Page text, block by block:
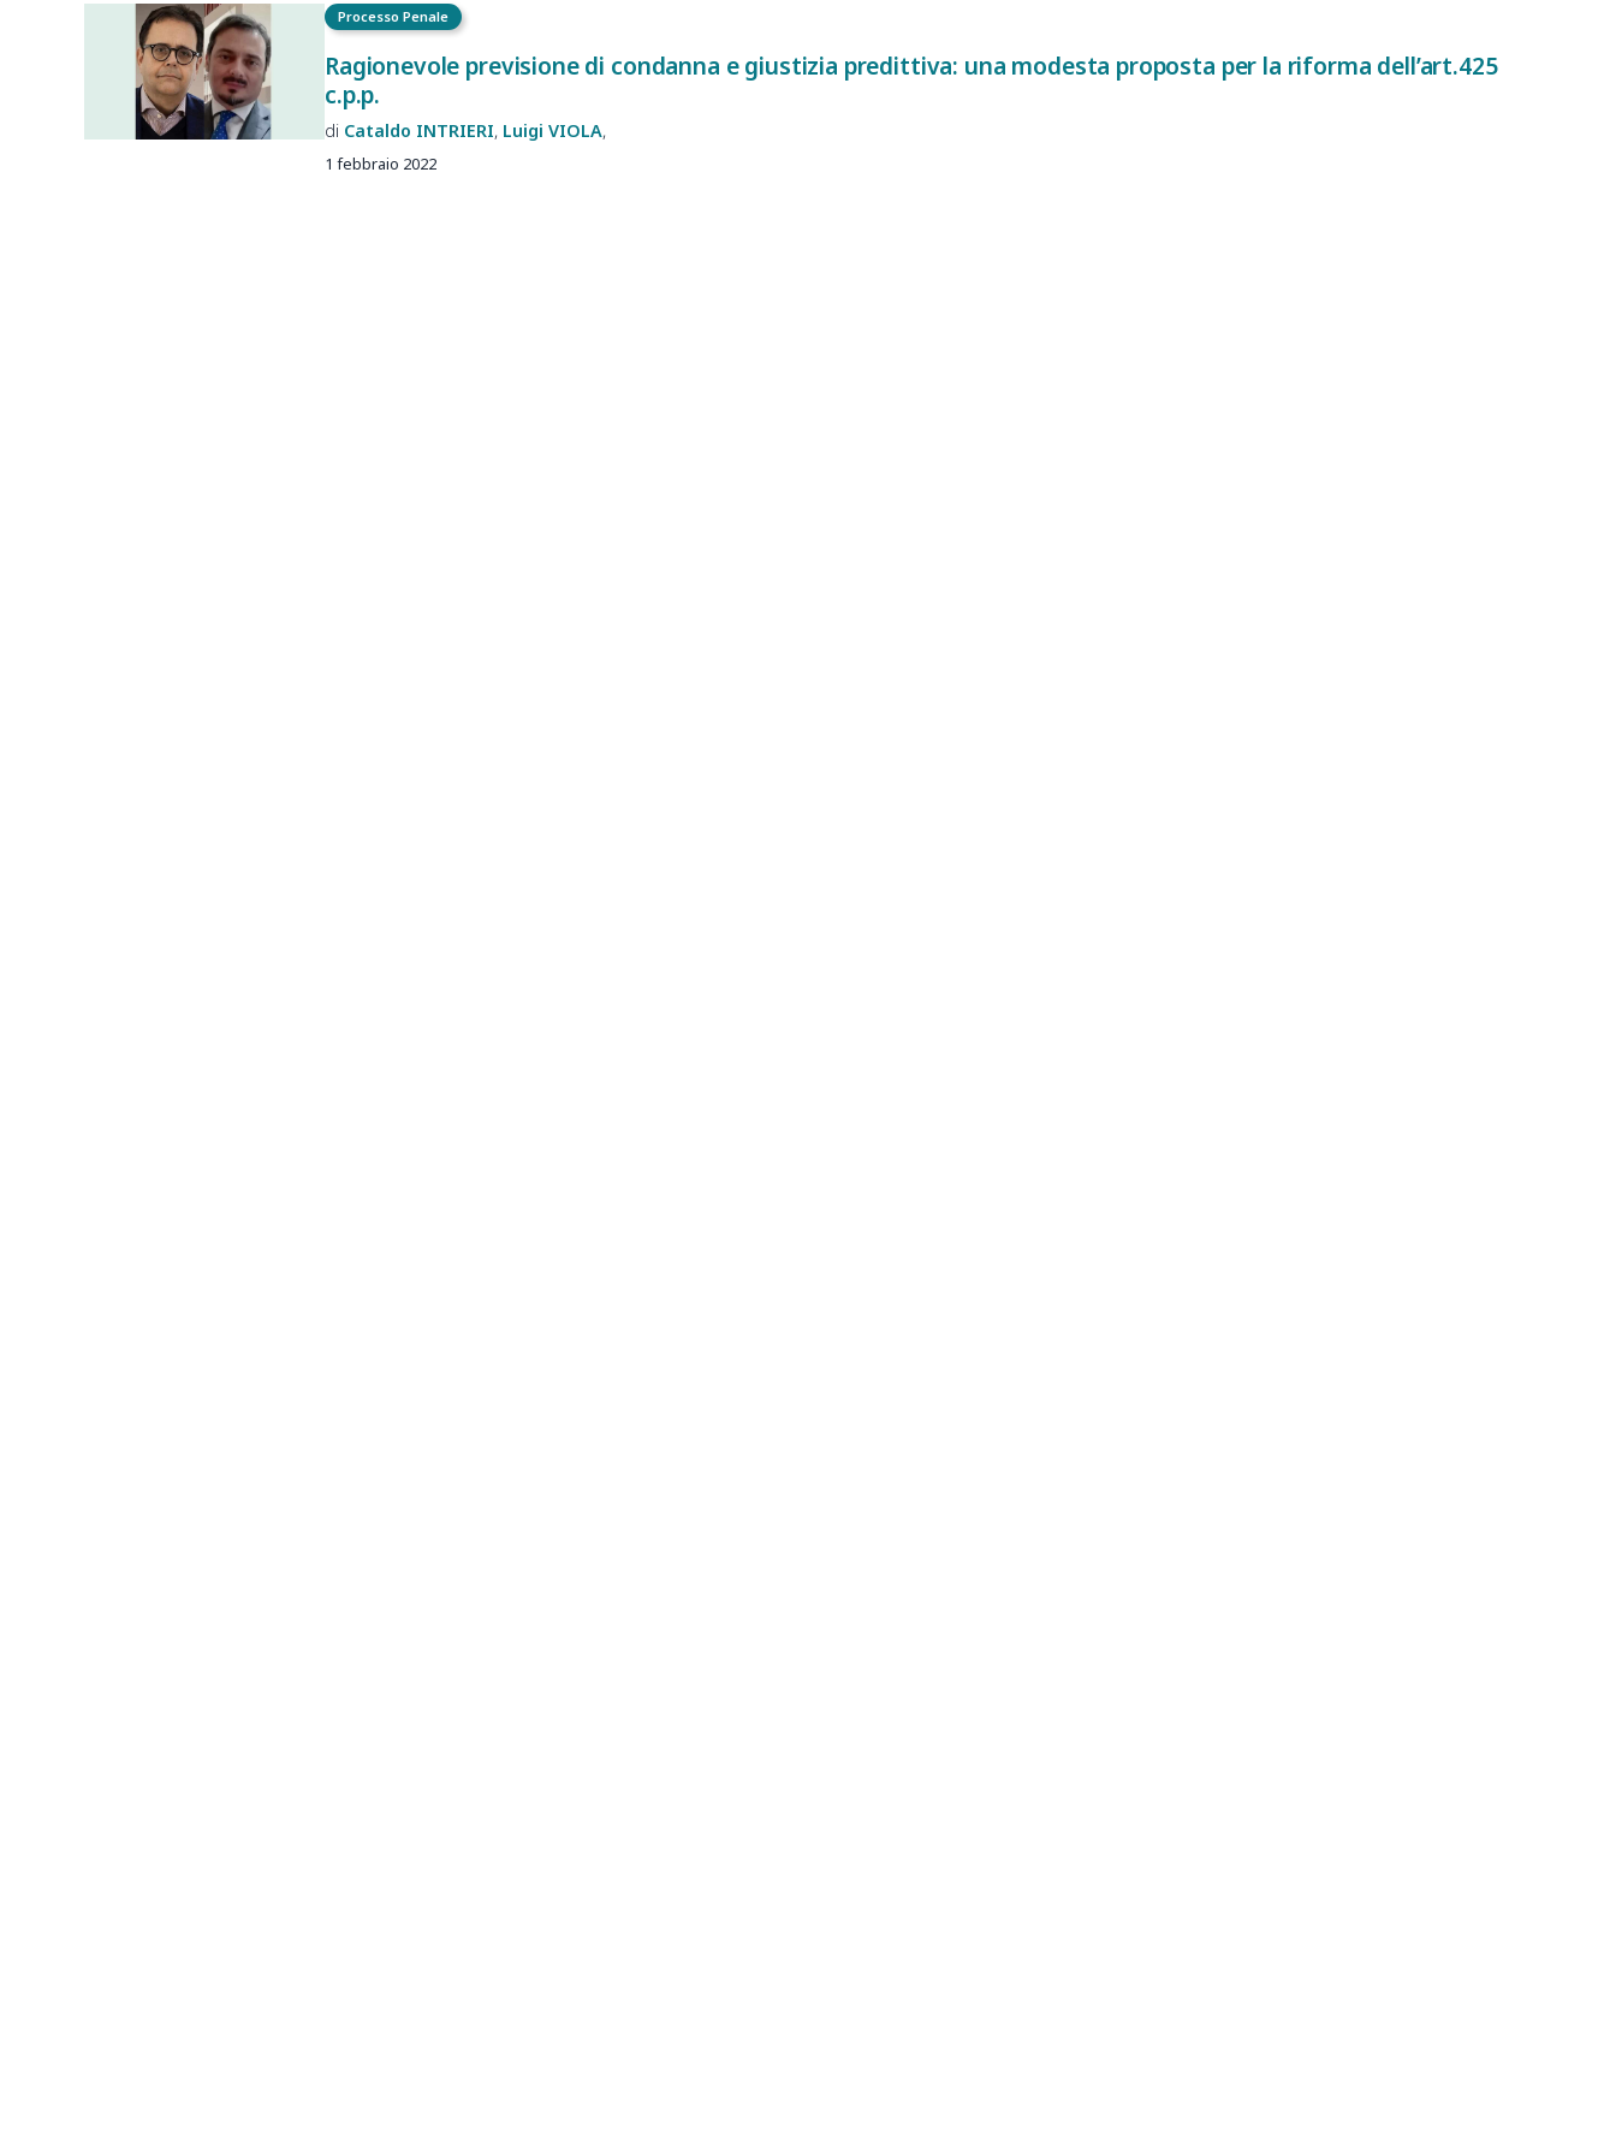
Processo Penale
Ragionevole previsione di condanna e giustizia predittiva: una modesta proposta per la riforma dell’art.425
c.p.p.
Cataldo INTRIERI Luigi VIOLA
1 febbraio 2022